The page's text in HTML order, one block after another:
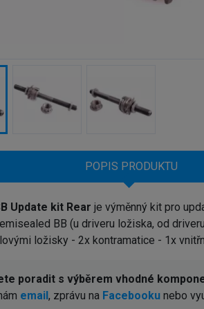
POPIS PRODUKTU
Update kit Rear je výměnný kit pro
BB (u driveru ložiska, od
ložisky - 2x kontramatice - 1x
poradit s výběrem vhodné
email , zprávu na Facebooku nebo